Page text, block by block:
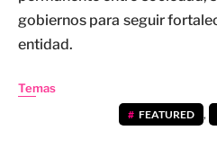
gobiernos para seguir
entidad.
Temas
FEATURED ,